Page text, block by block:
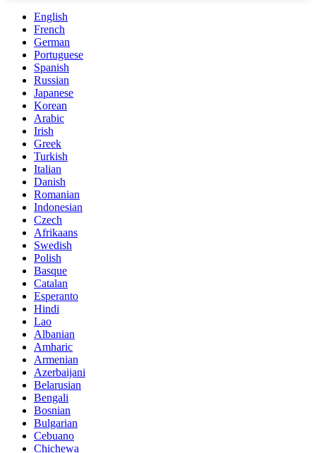
English
French
German
Portuguese
Spanish
Russian
Japanese
Korean
Arabic
Irish
Greek
Turkish
Italian
Danish
Romanian
Indonesian
Czech
Afrikaans
Swedish
Polish
Basque
Catalan
Esperanto
Hindi
Lao
Albanian
Amharic
Armenian
Azerbaijani
Belarusian
Bengali
Bosnian
Bulgarian
Cebuano
Chichewa